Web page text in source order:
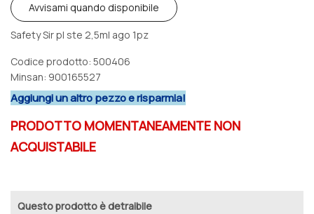
Avvisami quando disponibile
Safety Sir pl ste 2,5ml ago 1pz
Codice prodotto: 500406
Minsan: 900165527
Aggiungi un altro pezzo e risparmia!
PRODOTTO MOMENTANEAMENTE NON
ACQUISTABILE
Questo prodotto è detraibile